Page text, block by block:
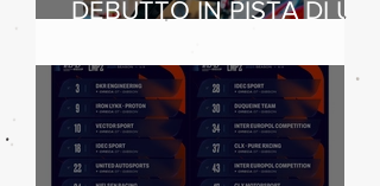
DEBUTTO IN PISTA DI UN
LEGGENDARIO CIRCUIT
OF THE AMERICAS